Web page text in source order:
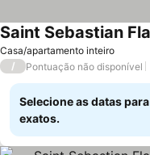
Casa/apartamento inteiro
Saint Sebastian
/ Pontuação não disponível
Selecione as datas
exatos.